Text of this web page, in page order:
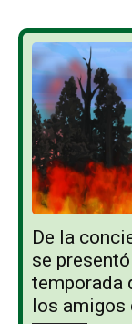
De la
se
temporada
los amigos